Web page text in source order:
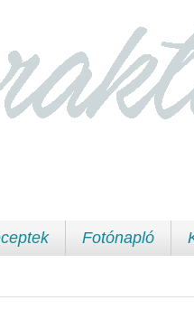
Fotónapló